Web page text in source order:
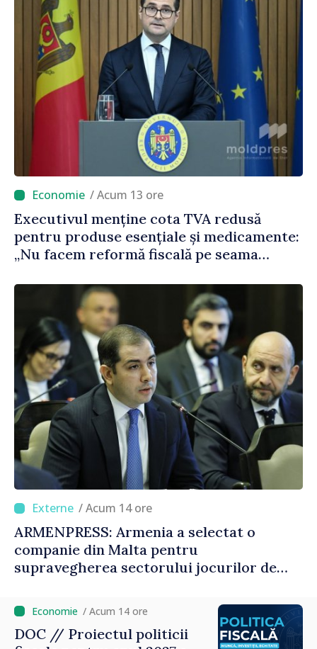
/ Acum 13 ore
Executivul menține cota TVA redusă
pentru produse esențiale și medicamente:
„Nu facem reformă fiscală pe seama
/ Acum 14 ore
ARMENPRESS: Armenia a selectat o
companie din Malta pentru
supravegherea sectorului jocurilor de
/ Acum 14 ore
DOC // Proiectul politicii